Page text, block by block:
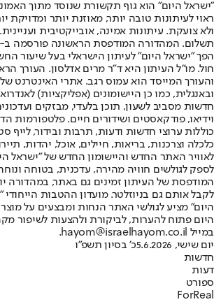
"ישראל היום" הוא גוף תקשורת שנוסד מתוך
ראוי לעיתונות טובה יותר, מאוזנת יותר ומדויקת
ולא צועקת. עיתונות אמינה, אובייקטיבית
הפך "ישראל היום" לעיתון הישראלי בעל שיעור
חול. מו"ל העיתון היא ד"ר מרים אדלסון. העורך
והעורך המייסד הוא עמוס רגב. אתרי האינטרנט
חדשות מסביב לשעון, תוכן בלעדי, מבזקים
וידיאו, פודקאסטים ושידורים חיים. פלטפורמות
כוללות ערוצי חדשות ודעות, תרבות ובידור, לייף
לאוויר האתר החדש והיישומון החדש של "ישראל
לספק לגולשים חוויה מהירה, עדכנית, בטוחה
המודפסת של העיתון זמינים גם באתר, במהדורה
לקבל אותם גם בניוזלטר. מועדון ההטבות
היום" מציע לגולשי האתר הנחות ומבצעים על
היום פתוח להערות, לביקורת ולהצעות לשיפור
במייל hayom@israelhayom.co.il.
יום שישי, 5.6.2026
כ' בסיון תשפ"ו
חדשות
דעות
ספורט
ForReal